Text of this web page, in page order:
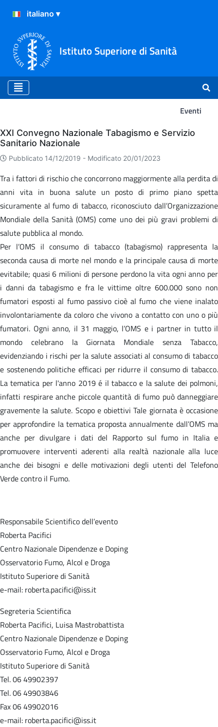
Istituto Superiore di Sanità
Eventi
Eventi
XXI Convegno Nazionale Tabagismo e Servizio
Sanitario Nazionale
Pubblicato 14/12/2019 - Modificato 20/01/2023
Tra i fattori di rischio che concorrono maggiormente alla perdita di
anni vita in buona salute un posto di primo piano spetta
sicuramente al fumo di tabacco, riconosciuto dall’Organizzazione
Mondiale della Sanità (OMS) come uno dei più gravi problemi di
salute pubblica al mondo.
Per l’OMS il consumo di tabacco (tabagismo) rappresenta la
seconda causa di morte nel mondo e la principale causa di morte
evitabile; quasi 6 milioni di persone perdono la vita ogni anno per
i danni da tabagismo e fra le vittime oltre 600.000 sono non
fumatori esposti al fumo passivo cioè al fumo che viene inalato
involontariamente da coloro che vivono a contatto con uno o più
fumatori. Ogni anno, il 31 maggio, l’OMS e i partner in tutto il
mondo celebrano la Giornata Mondiale senza Tabacco,
evidenziando i rischi per la salute associati al consumo di tabacco
e sostenendo politiche efficaci per ridurre il consumo di tabacco.
La tematica per l'anno 2019 é il tabacco e la salute dei polmoni,
infatti respirare anche piccole quantità di fumo può danneggiare
gravemente la salute. Scopo e obiettivi Tale giornata è occasione
per approfondire la tematica proposta annualmente dall’OMS ma
anche per divulgare i dati del Rapporto sul fumo in Italia e
promuovere interventi aderenti alla realtà nazionale alla luce
anche dei bisogni e delle motivazioni degli utenti del Telefono
Verde contro il Fumo.
Responsabile Scientifico dell’evento
Roberta Pacifici
Centro Nazionale Dipendenze e Doping
Osservatorio Fumo, Alcol e Droga
Istituto Superiore di Sanità
e-mail: roberta.pacifici@iss.it
Segreteria Scientifica
Roberta Pacifici, Luisa Mastrobattista
Centro Nazionale Dipendenze e Doping
Osservatorio Fumo, Alcol e Droga
Istituto Superiore di Sanità
Tel. 06 49902397
Tel. 06 49903846
Fax 06 49902016
e-mail: roberta.pacifici@iss.it